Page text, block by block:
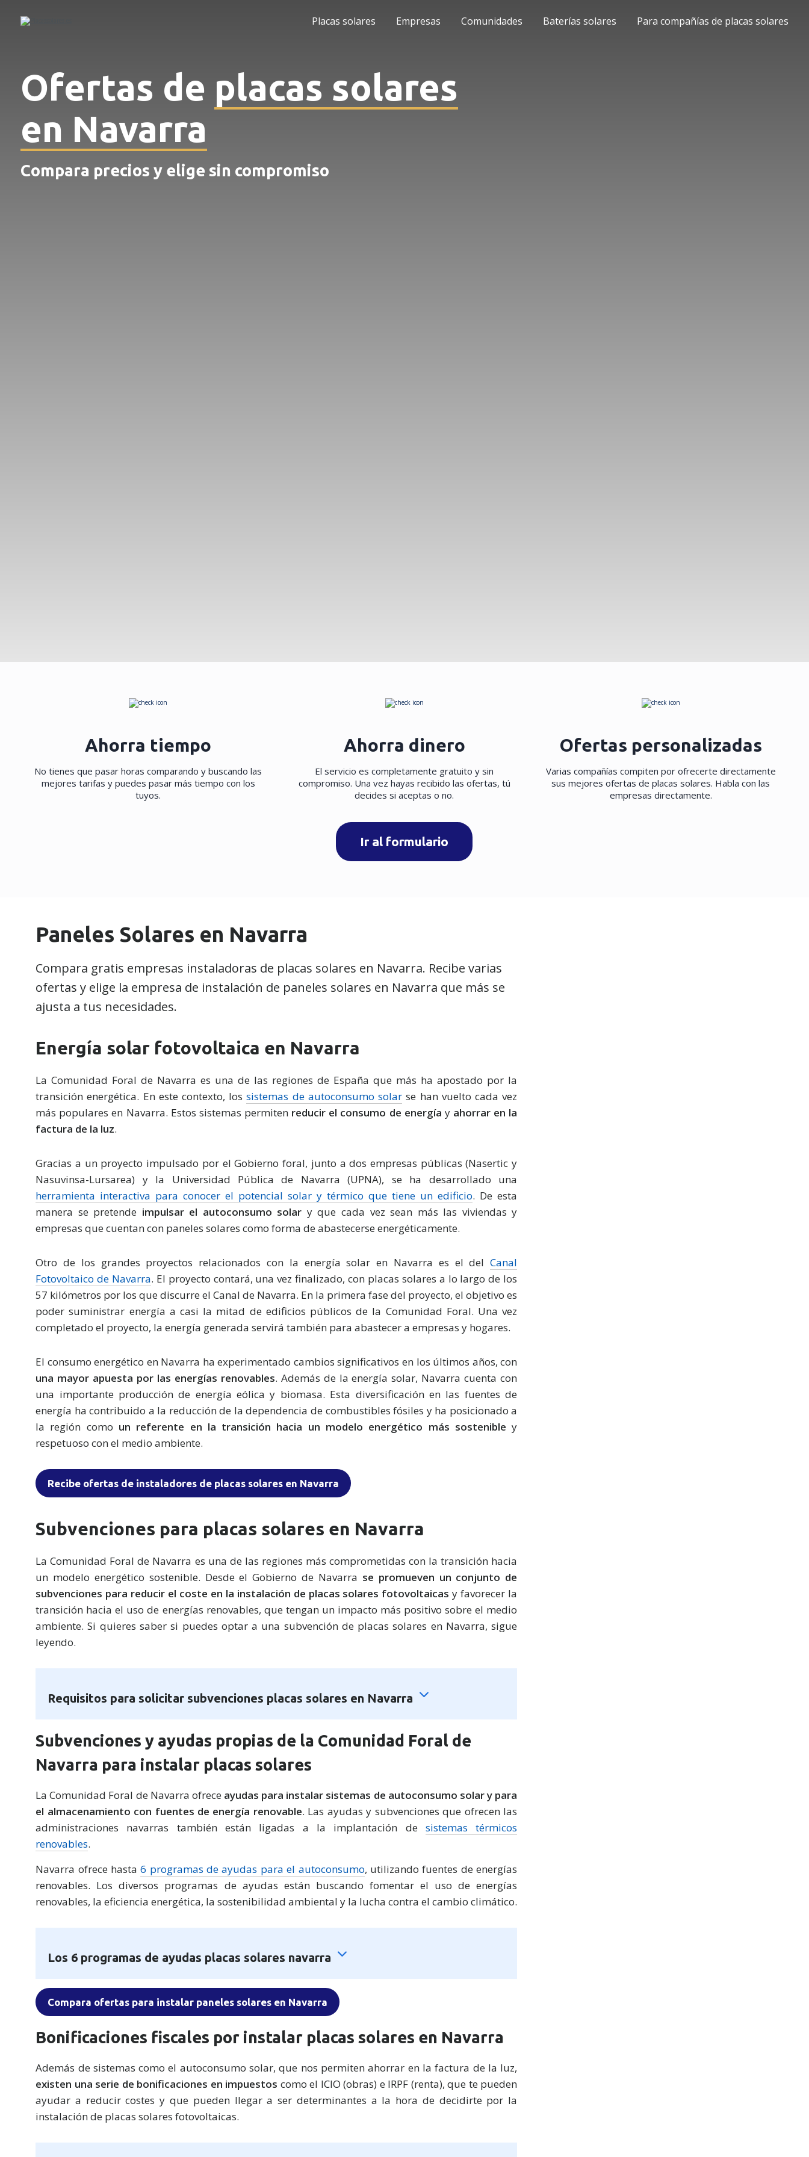
Placas solares Empresas Comunidades Baterías solares Para compañías de placas solares
Ofertas de placas solares
en Navarra
Compara precios y elige sin compromiso
Ahorra tiempo
No tienes que pasar horas comparando y buscando las
mejores tarifas y puedes pasar más tiempo con los
tuyos.
Ahorra dinero
El servicio es completamente gratuito y sin
compromiso. Una vez hayas recibido las ofertas, tú
decides si aceptas o no.
Ofertas personalizadas
Varias compañías compiten por ofrecerte directamente
sus mejores ofertas de placas solares. Habla con las
empresas directamente.
Ir al formulario
Paneles Solares en Navarra
Compara gratis empresas instaladoras de placas solares en Navarra. Recibe varias
ofertas y elige la empresa de instalación de paneles solares en Navarra que más se
ajusta a tus necesidades.
Energía solar fotovoltaica en Navarra
La Comunidad Foral de Navarra es una de las regiones de España que más ha apostado por la
transición energética. En este contexto, lossistemas de autoconsumo solar se han vuelto cada vez
más populares en Navarra. Estos sistemas permiten reducir el consumo de energía y ahorrar en la
factura de la luz.
Gracias a un proyecto impulsado por el Gobierno foral, junto a dos empresas públicas (Nasertic y
Nasuvinsa-Lursarea) y la Universidad Pública de Navarra (UPNA), se ha desarrollado una
herramienta interactiva para conocer el potencial solar y térmico que tiene un edificio. De esta
manera se pretende impulsar el autoconsumo solar y que cada vez sean más las viviendas y
empresas que cuentan con paneles solares como forma de abastecerse energéticamente.
Otro de los grandes proyectos relacionados con la energía solar en Navarra es el delCanal
Fotovoltaico de Navarra. El proyecto contará, una vez finalizado, con placas solares a lo largo de los
57 kilómetros por los que discurre el Canal de Navarra. En la primera fase del proyecto, el objetivo es
poder suministrar energía a casi la mitad de edificios públicos de la Comunidad Foral. Una vez
completado el proyecto, la energía generada servirá también para abastecer a empresas y hogares.
El consumo energético en Navarra ha experimentado cambios significativos en los últimos años, con
una mayor apuesta por las energías renovables. Además de la energía solar, Navarra cuenta con
una importante producción de energía eólica y biomasa. Esta diversificación en las fuentes de
energía ha contribuido a la reducción de la dependencia de combustibles fósiles y ha posicionado a
la región como un referente en la transición hacia un modelo energético más sostenible y
respetuoso con el medio ambiente.
Recibe ofertas de instaladores de placas solares en Navarra
Subvenciones para placas solares en Navarra
La Comunidad Foral de Navarra es una de las regiones más comprometidas con la transición hacia
un modelo energético sostenible. Desde el Gobierno de Navarra se promueven un conjunto de
subvenciones para reducir el coste en la instalación de placas solares fotovoltaicas y favorecer la
transición hacia el uso de energías renovables, que tengan un impacto más positivo sobre el medio
ambiente. Si quieres saber si puedes optar a una subvención de placas solares en Navarra, sigue
leyendo.
Requisitos para solicitar subvenciones placas solares en Navarra
Subvenciones y ayudas propias de la Comunidad Foral de
Navarra para instalar placas solares
La Comunidad Foral de Navarra ofrece ayudas para instalar sistemas de autoconsumo solar y para
el almacenamiento con fuentes de energía renovable. Las ayudas y subvenciones que ofrecen las
administraciones navarras también están ligadas a la implantación de sistemas térmicos
renovables.
Navarra ofrece hasta6 programas de ayudas para el autoconsumo, utilizando fuentes de energías
renovables. Los diversos programas de ayudas están buscando fomentar el uso de energías
renovables, la eficiencia energética, la sostenibilidad ambiental y la lucha contra el cambio climático.
Los 6 programas de ayudas placas solares navarra
Compara ofertas para instalar paneles solares en Navarra
Bonificaciones fiscales por instalar placas solares en Navarra
Además de sistemas como el autoconsumo solar, que nos permiten ahorrar en la factura de la luz,
existen una serie de bonificaciones en impuestos como el ICIO (obras) e IRPF (renta), que te pueden
ayudar a reducir costes y que pueden llegar a ser determinantes a la hora de decidirte por la
instalación de placas solares fotovoltaicas.